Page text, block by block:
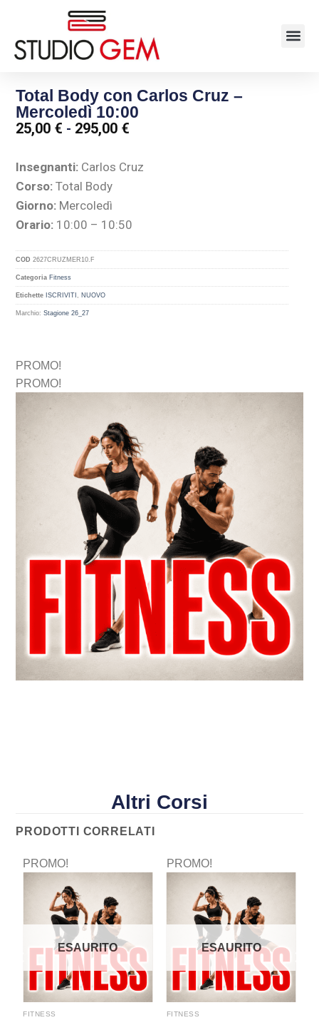
Total Body con Carlos Cruz –
Mercoledì 10:00
25,00 € - 295,00 €
Insegnanti: Carlos Cruz
Corso: Total Body
Giorno: Mercoledì
Orario: 10:00 – 10:50
COD2627CRUZMER10.F
Categoria Fitness
Etichette ISCRIVITI, NUOVO
Marchio:Stagione 26_27
PROMO!
PROMO!
Altri Corsi
PRODOTTI CORRELATI
PROMO!
ESAURITO
FITNESS
PROMO!
ESAURITO
FITNESS